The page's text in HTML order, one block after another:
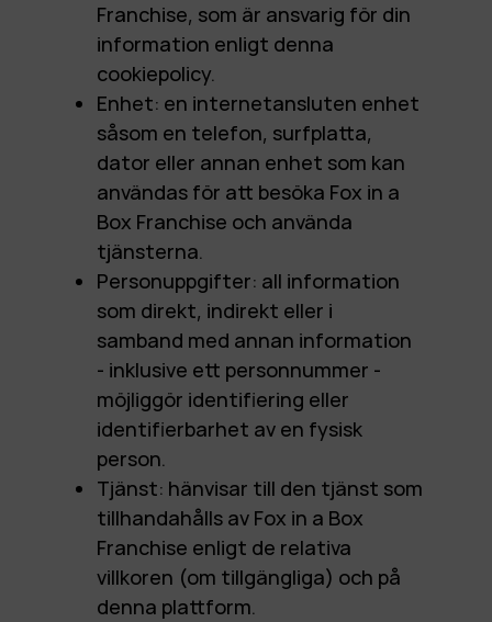
Franchise, som är ansvarig för din
information enligt denna
cookiepolicy.
Enhet: en internetansluten enhet
såsom en telefon, surfplatta,
dator eller annan enhet som kan
användas för att besöka Fox in a
Box Franchise och använda
tjänsterna.
Personuppgifter: all information
som direkt, indirekt eller i
samband med annan information
- inklusive ett personnummer -
möjliggör identifiering eller
identifierbarhet av en fysisk
person.
Tjänst: hänvisar till den tjänst som
tillhandahålls av Fox in a Box
Franchise enligt de relativa
villkoren (om tillgängliga) och på
denna plattform.